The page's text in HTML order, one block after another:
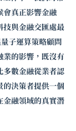
會真正影響金融
技與金融交匯處最
子運算策略顧問
業的影響，既沒有
多數金融從業者認
的決策者提供一個
金融領域的真實潛